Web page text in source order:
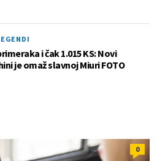
i čak 1.015 KS: Novi
je omaž slavnoj Miuri FOTO
0